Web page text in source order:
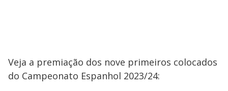
Veja a premiação dos nove primeiros colocados
do Campeonato Espanhol 2023/24: